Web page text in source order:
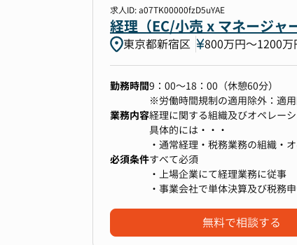
②M&A関連業務
● ソーシング・エグゼキューシ
- 買収候補先の財務デューデリジ
● PMI (Post Merger Integration):
- 被買収企業の経理プロセスの統
- 被買収企業の会計基準の統一、
- のれん、無形資産の評価と会計
③財務戦略・経営管理
● 予算策定・予実管理:
- 月次での予実分析、差異分析
● キャッシュフロー管理:
- 資金繰り予測、実績管理
∟IRとの連携（開示スライドでの
・予実分析の高度化
∟子会社別、連結仕訳を含む連
■単体経理
経理に関する組織及びオペレー
・通常経理・税務業務の組織・
∟決算早期化、システム・デー
囲を減らす仕組化）
・予実分析の高度化
∟部門別、費目別等、経営意思
∟会計（実績）データを基礎とし
■財務
グループ全体の資金財務戦略の
・グループ全体の資金財務戦略
∟経営意思決定に貢献可能な資
求人ID: a07TK00000fzD5uYAE
経理（EC/小売 x マネージャ
東京都新宿区 800万円〜1200万
勤務時間9：00～18：00（休憩60分）
※労働時間規制の適用除外：適
業務内容経理に関する組織及びオペレー
具体的には・・・
・通常経理・税務業務の組織・
∟決算早期化、システム・デー
囲を減らす仕組化）
・予実分析の高度化
会計（実績）データを基礎とし
・組織マネジメント
必須条件すべて必須
・上場企業にて経理業務に従事
・事業会社で単体決算及び税務
無料で相談する